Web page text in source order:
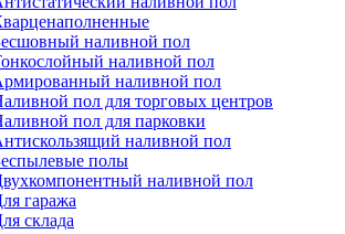
наливной пол
наливной пол
наливной пол
пол для торговых центров
пол для парковки
наливной пол
полы
наливной пол
гаража
склада